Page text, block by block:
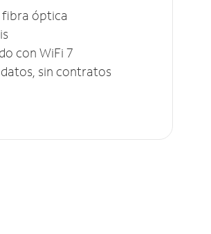
óptica
con WiFi 7
sin contratos